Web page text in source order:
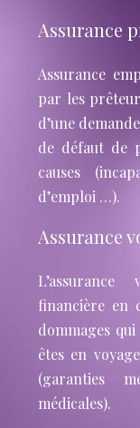
Assurance
Assurance
par les
d’une
de défaut de
causes
d’emploi …).
Assurance
financière en
dommages
êtes en
(garanties
médicales).